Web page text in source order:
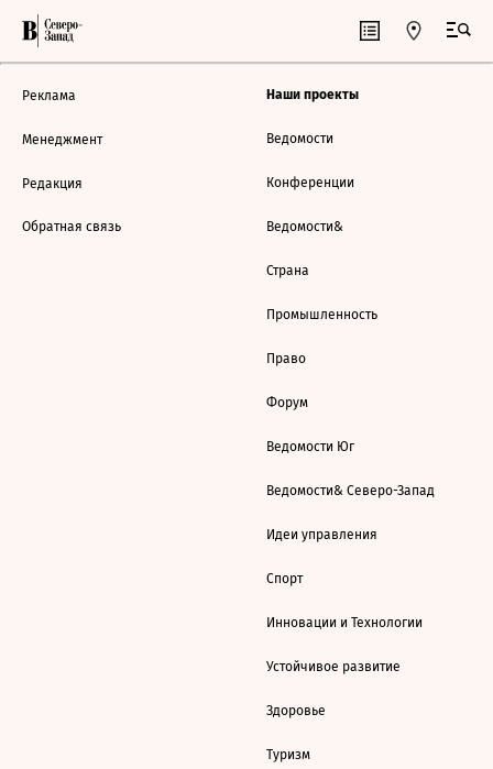
Реклама
Менеджмент
Редакция
Обратная связь
Наши проекты
Ведомости
Конференции
Ведомости&
Страна
Промышленность
Право
Форум
Ведомости Юг
Ведомости& Северо-Запад
Идеи управления
Спорт
Инновации и Технологии
Устойчивое развитие
Здоровье
Туризм